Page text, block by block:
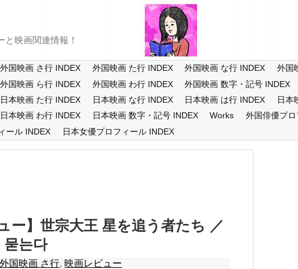
映画関連情報！
外国映画 さ行 INDEX 外国映画 た行 INDEX 外国映画 な行 INDEX
外国
外国映画 ら行 INDEX 外国映画 わ行 INDEX 外国映画 数字・記号 INDEX
日本映画 た行 INDEX 日本映画 な行 INDEX 日本映画 は行 INDEX
日本
日本映画 わ行 INDEX 日本映画 数字・記号 INDEX Works
外国俳優プ
ール INDEX 日本女優プロフィール INDEX
ー】世宗大王 星を追う者たち ／
묻는다
外国映画 さ行, 映画レビュー